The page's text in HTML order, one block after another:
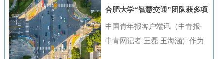
《廉心清颂》《缝隙》等获奖作
品构思精巧、寓意深刻，将廉洁
内涵与传统文化元素相融合，充
进博会外企（安徽）供需对接暨
投资交流活动”，会上，130余家
安徽本土知名企业与21家进博会
下基地里，农户忙着采收黄栀
合肥大学“智慧交通”团队获多项
重要进展
中国青年报客户端讯（中青报·
中青网记者 王磊 王海涵）作为